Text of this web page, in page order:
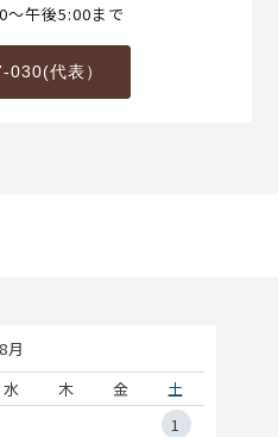
～午後5:00まで
代表）
8月
水 木 金
土
1